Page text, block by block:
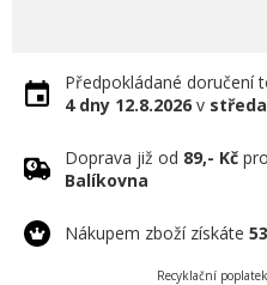
Předpokládané doručení
4 dny 12.8.2026 v středa
Doprava již od 89,- Kč
Balíkovna
Nákupem zboží získáte 53
Recyklační